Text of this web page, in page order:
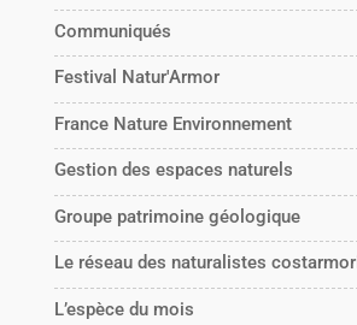
Communiqués
Festival Natur'Armor
France Nature Environnement
Gestion des espaces naturels
Groupe patrimoine géologique
Le réseau des naturalistes
L’espèce du mois